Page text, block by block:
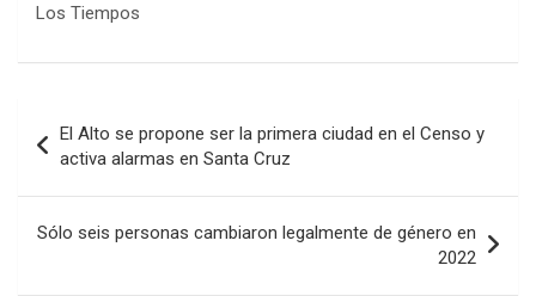
Los Tiempos
de
entradas
El Alto se propone ser la primera ciudad en el Censo y
activa alarmas en Santa Cruz
Sólo seis personas cambiaron legalmente de género en
2022